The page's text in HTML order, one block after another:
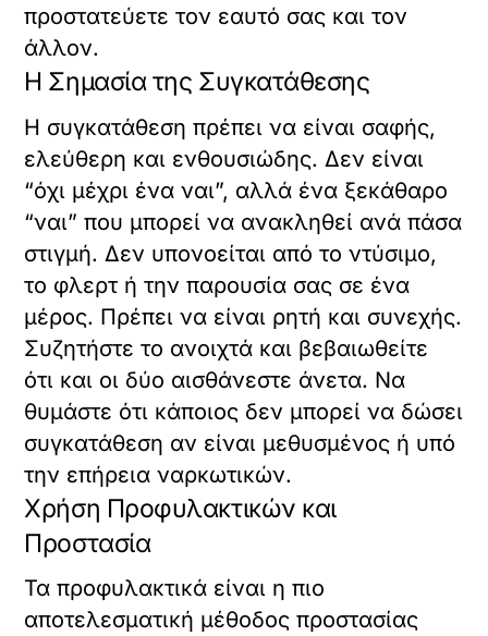
προστατεύετε τον εαυτό σας και τον
άλλον.
Η Σημασία της Συγκατάθεσης
Η συγκατάθεση πρέπει να είναι σαφής,
ελεύθερη και ενθουσιώδης. Δεν είναι
“όχι μέχρι ένα ναι”, αλλά ένα ξεκάθαρο
“ναι” που μπορεί να ανακληθεί ανά πάσα
στιγμή. Δεν υπονοείται από το ντύσιμο,
το φλερτ ή την παρουσία σας σε ένα
μέρος. Πρέπει να είναι ρητή και συνεχής.
Συζητήστε το ανοιχτά και βεβαιωθείτε
ότι και οι δύο αισθάνεστε άνετα. Να
θυμάστε ότι κάποιος δεν μπορεί να δώσει
συγκατάθεση αν είναι μεθυσμένος ή υπό
την επήρεια ναρκωτικών.
Χρήση Προφυλακτικών και
Προστασία
Τα προφυλακτικά είναι η πιο
αποτελεσματική μέθοδος προστασίας